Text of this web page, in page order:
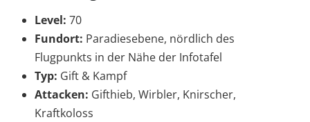
Level: 70
Fundort: Paradiesebene, nördlich des
Flugpunkts in der Nähe der Infotafel
Typ: Gift & Kampf
Attacken: Gifthieb, Wirbler, Knirscher,
Kraftkoloss